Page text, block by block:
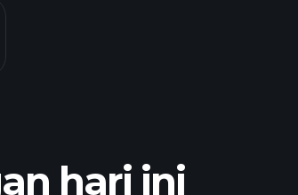
hari ini